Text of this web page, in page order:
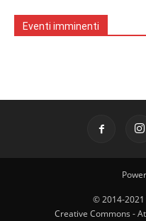
Eventi imminenti
© 2014-2021
Creative Commons -